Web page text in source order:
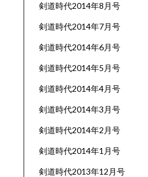
剣道時代2014年8月号
剣道時代2014年7月号
剣道時代2014年6月号
剣道時代2014年5月号
剣道時代2014年4月号
剣道時代2014年3月号
剣道時代2014年2月号
剣道時代2014年1月号
剣道時代2013年12月号